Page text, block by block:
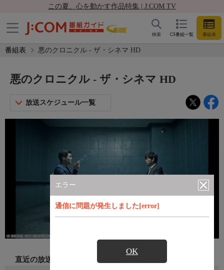
この夏、心を動かす作品特集 | J:COM TV
CS番組一覧 番組表
検索
番組表 悪のクロニクル - ザ・シネマ HD
エラー
通信に問題が発生しました[error]
OK
悪のクロニクル - ザ・シネマ HD
放送スケジュール一覧
直近の放送